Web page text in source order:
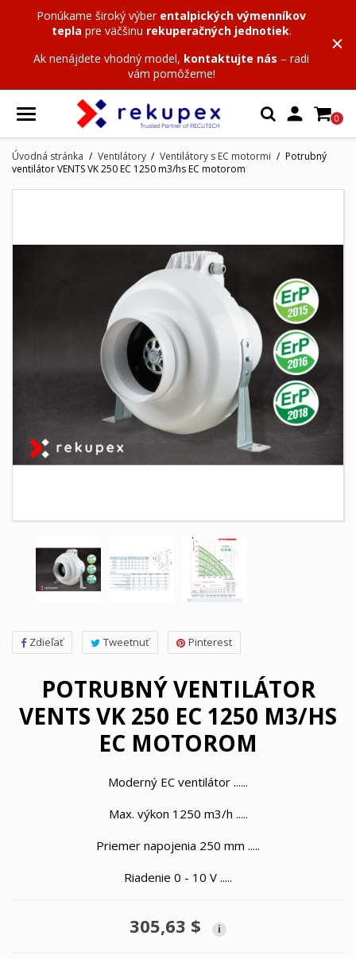
Ponúkame široký výber entalpických výmenníkov
tepla pre väčšinu rekuperačných jednotiek.
Ak nenájdete vhodný model, kontaktujte nás – radi
vám pomôžeme!
 0
Úvodná stránka Ventilátory Ventilátory s EC motormi
Potrubný
ventilátor VENTS VK 250 EC 1250 m3/hs EC motorom
Zdieľať Tweetnuť Pinterest
POTRUBNÝ VENTILÁTOR
VENTS VK 250 EC 1250 M3/HS
EC MOTOROM
Moderný EC ventilátor ......
Max. výkon 1250 m3/h .....
Priemer napojenia 250 mm .....
Riadenie 0 - 10 V .....
305,63 $ i